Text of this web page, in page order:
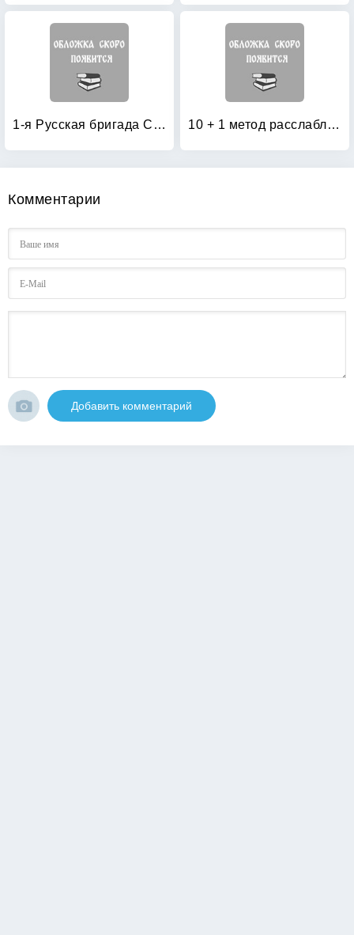
1-я Русская бригада СС «Дружина» 10 + 1 метод расслабления
Комментарии